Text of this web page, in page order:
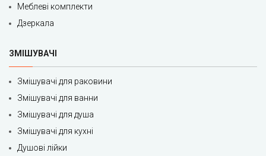
Меблеві комплекти
Дзеркала
ЗМІШУВАЧІ
Змішувачі для раковини
Змішувачі для ванни
Змішувачі для душа
Змішувачі для кухні
Душові лійки